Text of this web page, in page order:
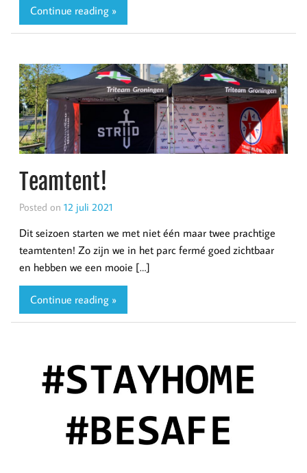
Continue reading »
Teamtent!
Posted on 12 juli 2021
Dit seizoen starten we met niet één maar twee prachtige
teamtenten! Zo zijn we in het parc fermé goed zichtbaar
en hebben we een mooie […]
Continue reading »